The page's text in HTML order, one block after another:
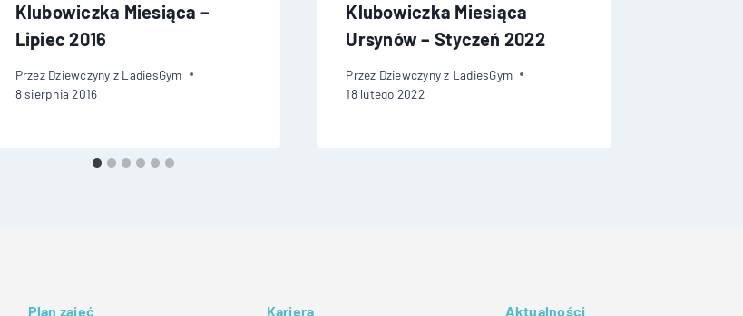
Klubowiczka Miesiąca –
Lipiec 2016
Przez Dziewczyny z LadiesGym
8 sierpnia 2016
Klubowiczka Miesiąca
Ursynów – Styczeń 2022
Przez Dziewczyny z LadiesGym
18 lutego 2022
Plan zajęć Kariera Aktualności